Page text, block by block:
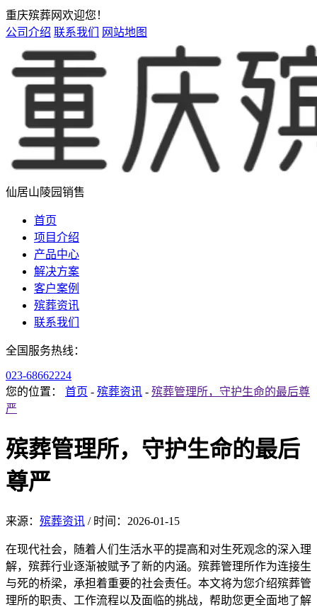
重庆殡葬网欢迎您！
公司介绍 联系我们 网站地图
仙居山陵园销售
首页
项目介绍
产品中心
解决方案
客户案例
殡葬资讯
联系我们
全国服务热线：
023-68662224
您的位置：
首页 - 殡葬资讯 - 殡葬管理所，守护生命的最后尊
严
殡葬管理所，守护生命的最后
尊严
来源： 殡葬资讯 / 时间： 2026-01-15
在现代社会，随着人们生活水平的提高和对生死观念的深入理
解，殡葬行业逐渐被赋予了新的内涵。殡葬管理所作为连接生
与死的桥梁，承担着重要的社会责任。本文将为您介绍殡葬管
理所的职责、工作流程以及面临的挑战，帮助您更全面地了解